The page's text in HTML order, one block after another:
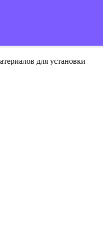
для установки